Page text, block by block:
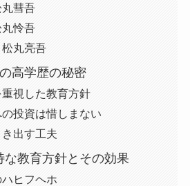
彗吾
怜吾
丸亮吾
高学歴の秘密
重視した教育方針
投資は惜しまない
出す工夫
な教育方針とその効果
ヒフヘホ